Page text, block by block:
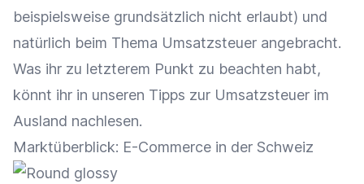
beispielsweise grundsätzlich nicht erlaubt) und
natürlich beim Thema Umsatzsteuer angebracht.
Was ihr zu letzterem Punkt zu beachten habt,
könnt ihr in unseren Tipps zur Umsatzsteuer im
Ausland nachlesen.
Marktüberblick: E-Commerce in der Schweiz